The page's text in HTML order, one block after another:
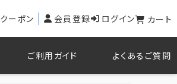
クーポン 会員登録 ログイン カート
ご利用ガイド よくあるご質問